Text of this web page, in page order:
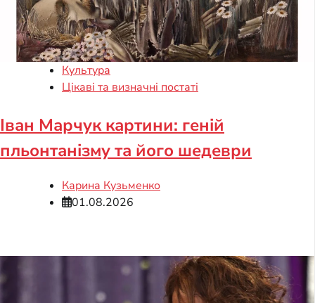
Культура
Цікаві та визначні постаті
Іван Марчук картини: геній
пльонтанізму та його шедеври
Карина Кузьменко
01.08.2026